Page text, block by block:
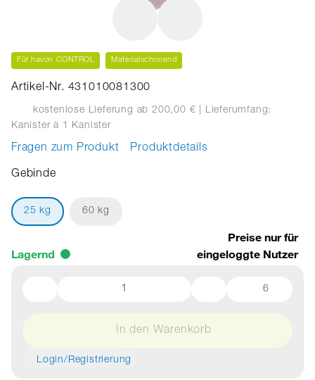
Für havon CONTROL Materialschonend
Artikel-Nr. 431010081300
kostenlose Lieferung ab 200,00 € | Lieferumfang:
Kanisterà 1 Kanister
Fragen zum Produkt Produktdetails
Gebinde
25 kg 60 kg
Lagernd
Preise nur für
eingeloggte Nutzer
6
In den Warenkorb
Login/Registrierung